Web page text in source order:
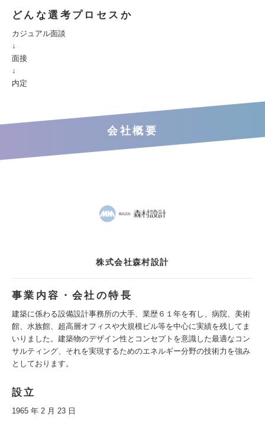
どんな選考プロセスか
カジュアル面談
↓
面接
↓
内定
会社概要
株式会社森村設計
事業内容・会社の特長
建築に係わる設備設計事務所の大手、業歴６１年を有し、病院、美術
館、水族館、超高層オフィスや大規模ビル等を中心に実績を残してま
いりました。建築物のデザイン性とコンセプトを意識した最適なコン
サルティング、それを実現するためのエネルギー分野の技術力を強み
としております。
設立
1965 年 2 月 23 日